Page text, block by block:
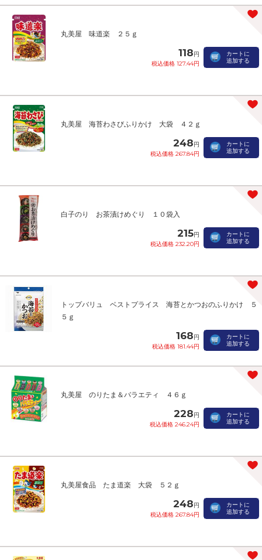
丸美屋 味道楽 ２５ｇ
118円
税込価格 127.44円
カートに
追加する
丸美屋 海苔わさびふりかけ 大袋 ４２ｇ
248円
税込価格 267.84円
カートに
追加する
白子のり お茶漬けめぐり １０袋入
215円
税込価格 232.20円
カートに
追加する
トップバリュ ベストプライス 海苔とかつおのふりかけ ５
５ｇ
168円
税込価格 181.44円
カートに
追加する
丸美屋 のりたま＆バラエティ ４６ｇ
228円
税込価格 246.24円
カートに
追加する
丸美屋食品 たま道楽 大袋 ５２ｇ
248円
税込価格 267.84円
カートに
追加する